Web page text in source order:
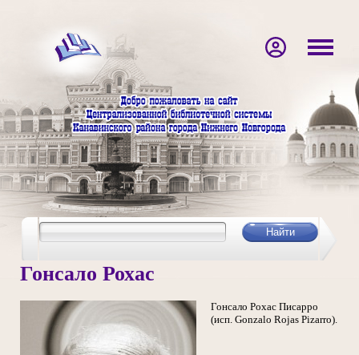
Гонсало Рохас
Гонсало Рохас Писарро
(исп. Gonzalo Rojas Pizarro).